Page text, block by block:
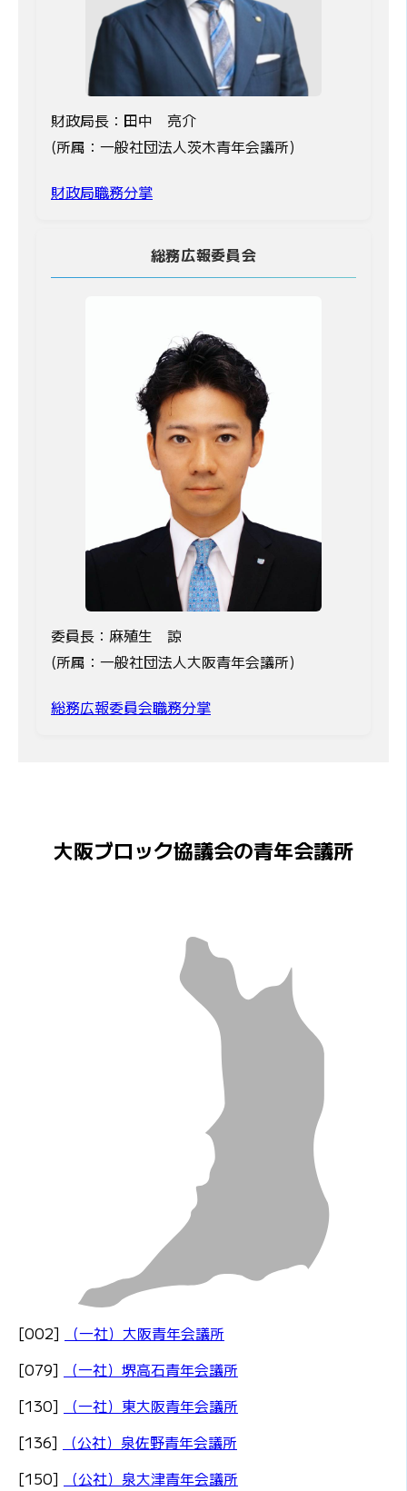
財政局長：田中 亮介
(所属：一般社団法人茨木青年会議所)
財政局職務分掌
総務広報委員会
委員長：麻殖生 諒
(所属：一般社団法人大阪青年会議所)
総務広報委員会職務分掌
大阪ブロック協議会の青年会議所
[002]
（一社）大阪青年会議所
[079]
（一社）堺高石青年会議所
[130]
（一社）東大阪青年会議所
[136]
（公社）泉佐野青年会議所
[150]
（公社）泉大津青年会議所